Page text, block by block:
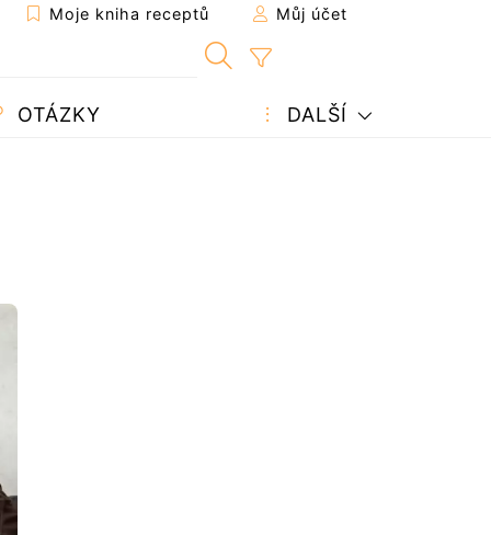
Moje kniha receptů Můj účet
OTÁZKY DALŠÍ